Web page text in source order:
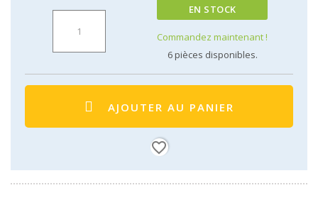
EN STOCK
Commandez maintenant !
6pièces disponibles.
AJOUTER AU PANIER
favorite_border